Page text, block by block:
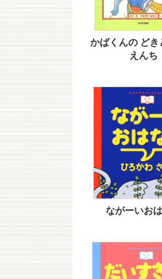
かばくんの どき
えんち
ながーいお